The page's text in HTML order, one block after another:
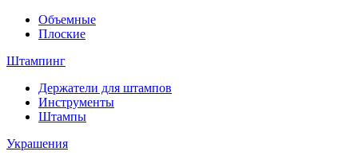
Объемные
Плоские
Штампинг
Держатели для штампов
Инструменты
Штампы
Украшения